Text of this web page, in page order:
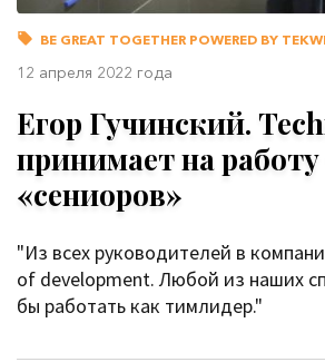
BE GREAT TOGETHER POWERED BY
12 апреля 2022 года
Егор Гучинский.
принимает на
«сениоров»
"Из всех руководителей в
of development. Любой из наших
бы работать как тимлидер."